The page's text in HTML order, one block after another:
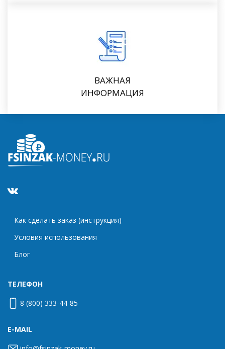
ВАЖНАЯ
ИНФОРМАЦИЯ
Как сделать заказ (инструкция)
Условия использования
Блог
ТЕЛЕФОН
8 (800) 333-44-85
E-MAIL